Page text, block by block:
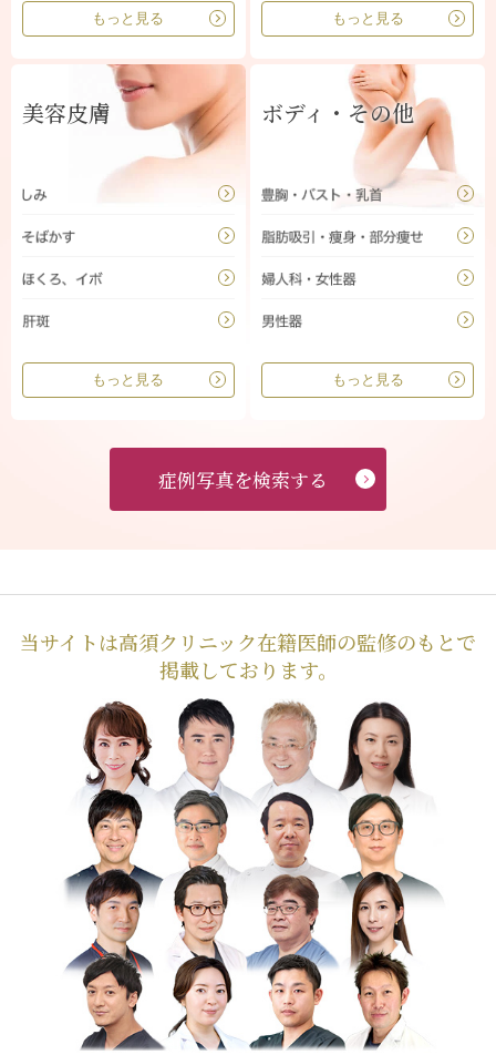
もっと見る もっと見る
美容皮膚
もっと見る
ボディ・その他
もっと見る
症例写真を検索する
当サイトは高須クリニック在籍医師の監修のもとで
掲載しております。